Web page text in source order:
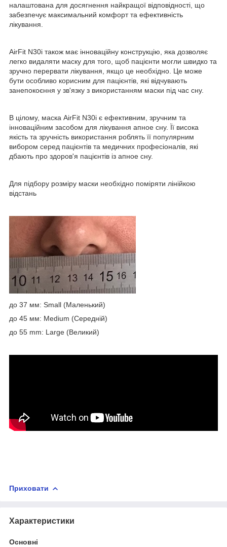
налаштована для досягнення найкращої відповідності, що
забезпечує максимальний комфорт та ефективність
лікування.
AirFit N30i також має інноваційну конструкцію, яка дозволяє
легко видаляти маску для того, щоб пацієнти могли швидко та
зручно перервати лікування, якщо це необхідно. Це може
бути особливо корисним для пацієнтів, які відчувають
занепокоєння у зв'язку з використанням маски під час сну.
В цілому, маска AirFit N30i є ефективним, зручним та
інноваційним засобом для лікування апное сну. Її висока
якість та зручність використання роблять її популярним
вибором серед пацієнтів та медичних професіоналів, які
дбають про здоров'я пацієнтів із апное сну.
Для підбору розміру маски необхідно поміряти лінійкою
відстань
до 37 мм: Small (Маленький)
до 45 мм: Medium (Середній)
до 55 mm: Large (Великий)
Приховати
Характеристики
Основні